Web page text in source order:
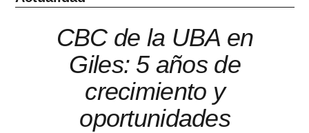
CBC de la UBA en
Giles: 5 años de
crecimiento y
oportunidades